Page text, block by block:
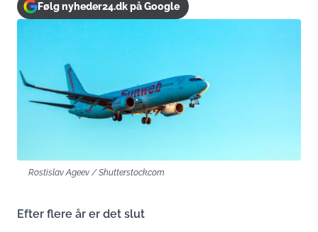
Følg nyheder24.dk på Google
Rostislav Ageev / Shutterstock.com
Efter flere år er det slut